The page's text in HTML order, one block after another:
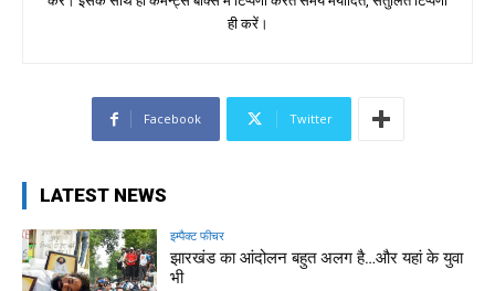
ही करें।
Facebook Twitter
LATEST NEWS
इम्पैक्ट फीचर
झारखंड का आंदोलन बहुत अलग है…और यहां के युवा
भी